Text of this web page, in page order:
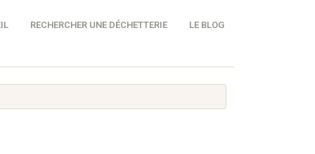
RECHERCHER UNE DÉCHETTERIE LE BLOG